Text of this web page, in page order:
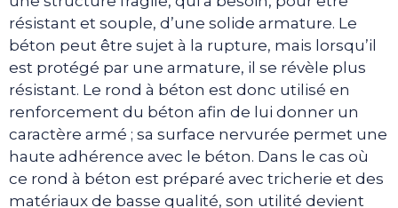
résistant et souple, d’une solide armature. Le
béton peut être sujet à la rupture, mais lorsqu’il
est protégé par une armature, il se révèle plus
résistant. Le rond à béton est donc utilisé en
renforcement du béton afin de lui donner un
caractère armé ; sa surface nervurée permet une
haute adhérence avec le béton. Dans le cas où
ce rond à béton est préparé avec tricherie et des
matériaux de basse qualité, son utilité devient